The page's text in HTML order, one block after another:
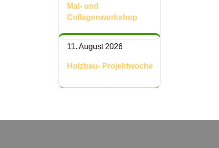
Mal- und
Collagenworkshop
11. August 2026
Holzbau- Projektwoche